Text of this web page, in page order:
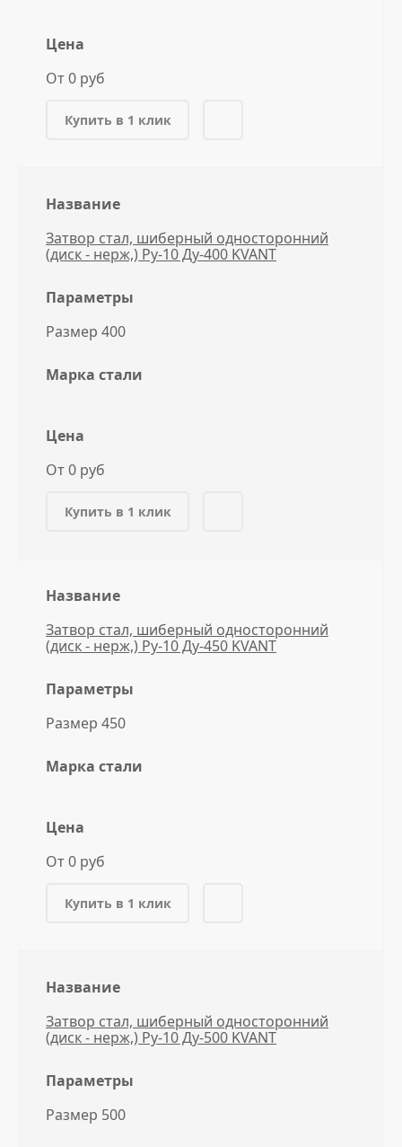
Цена
От 0 руб
Купить в 1 клик
Название
Затвор стал, шиберный односторонний
(диск - нерж,) Ру-10 Ду-400 KVANT
Параметры
Размер 400
Марка стали
Цена
От 0 руб
Купить в 1 клик
Название
Затвор стал, шиберный односторонний
(диск - нерж,) Ру-10 Ду-450 KVANT
Параметры
Размер 450
Марка стали
Цена
От 0 руб
Купить в 1 клик
Название
Затвор стал, шиберный односторонний
(диск - нерж,) Ру-10 Ду-500 KVANT
Параметры
Размер 500